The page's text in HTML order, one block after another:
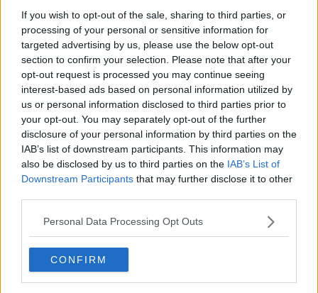
If you wish to opt-out of the sale, sharing to third parties, or
processing of your personal or sensitive information for
targeted advertising by us, please use the below opt-out
section to confirm your selection. Please note that after your
opt-out request is processed you may continue seeing
interest-based ads based on personal information utilized by
us or personal information disclosed to third parties prior to
your opt-out. You may separately opt-out of the further
disclosure of your personal information by third parties on the
IAB’s list of downstream participants. This information may
also be disclosed by us to third parties on the IAB’s List of
Downstream Participants that may further disclose it to other
Personal Data Processing Opt Outs
CONFIRM
questa mattina nel corso del 72/esimo congresso italiano di
pediatria in corso a Firenze.
Secondo l'indagine, effettuata su un campione di mille studenti delle
scuole media superiori della regione, l'età media in cui i ragazzi
hanno ricevuto il primo smartphone è tra gli 11 e i 13 anni, ma il 6%
lo ha avuto già a 9 anni, il 2% a 8 e l'1% prima dei 7 anni.
Internet è la principale fonte di informazione su temi di attualità, e
circa il 70% dichiara di essere in grado di individuare fonti affidabili.
La ricerca ha voluto indagare anche l'opinione degli adolescenti
presidente della Sip -, dato confermato dalla adesione alla
vaccinazione contro l'Hpv (papilloma virus) che è stata effettuata
nelle femmine nell'88% dei casi".
Tra gli altri dati significativi emersi: il 30% non ha mai ricevuto
alcuna educazione sessuale dai genitori, e circa il 43% non pratica